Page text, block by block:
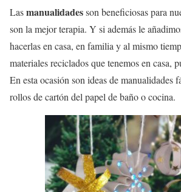
Lasmanualidadesson beneficiosas para
son la mejor terapia. Y si además le
hacerlas en casa, en familia y al mismo
materiales reciclados que tenemos en casa,
En esta ocasión son ideas de manualidades
rollos de cartón del papel de baño o cocina.